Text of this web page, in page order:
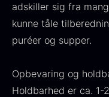
Gaveæske til skeer inkl.
caviar dåseåbner
adskiller sig fra
kunne tåle
puréer og supper.
Opbevaring og
Holdbarhed er ca.